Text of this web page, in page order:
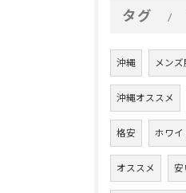
タグ
沖縄 メンズ
沖縄オススメ
格安 ホワイ
オススメ 安